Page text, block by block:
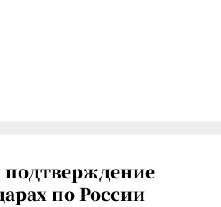
по России